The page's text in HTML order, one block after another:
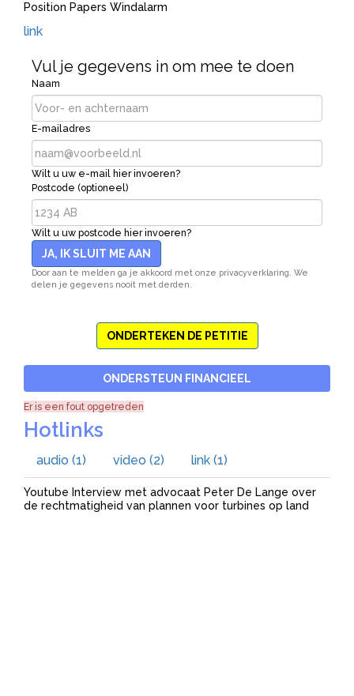
Position Papers Windalarm
link
Vul je gegevens in om mee te doen
Naam
E-mailadres
Wilt u uw e-mail hier invoeren?
Postcode (optioneel)
Wilt u uw postcode hier invoeren?
JA, IK SLUIT ME AAN
Door aan te melden ga je akkoord met onze privacyverklaring. We
delen je gegevens nooit met derden.
ONDERTEKEN DE PETITIE
ONDERSTEUN FINANCIEEL
Er is een fout opgetreden
Hotlinks
audio (1) video (2) link (1)
Youtube Interview met advocaat Peter De Lange over
de rechtmatigheid van plannen voor turbines op land